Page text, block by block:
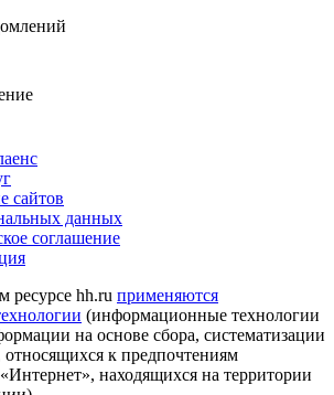
сайтов
данных
соглашение
hh.ru применяются
(информационные технологии
на основе сбора, систематизации
относящихся к предпочтениям
находящихся на территории